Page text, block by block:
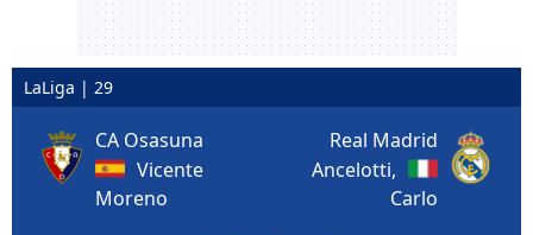
LaLiga | 29
CA Osasuna
Vicente
Moreno
Real Madrid
Ancelotti,
Carlo